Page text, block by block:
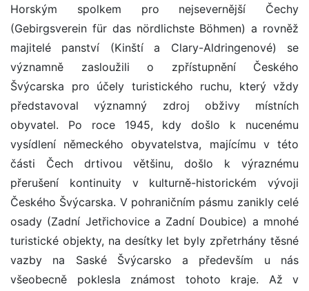
Horským spolkem pro nejsevernější Čechy
(Gebirgsverein für das nördlichste Böhmen) a rovněž
majitelé panství (Kinští a Clary-Aldringenové) se
významně zasloužili o zpřístupnění Českého
Švýcarska pro účely turistického ruchu, který vždy
představoval významný zdroj obživy místních
obyvatel. Po roce 1945, kdy došlo k nucenému
vysídlení německého obyvatelstva, majícímu v této
části Čech drtivou většinu, došlo k výraznému
přerušení kontinuity v kulturně-historickém vývoji
Českého Švýcarska. V pohraničním pásmu zanikly celé
osady (Zadní Jetřichovice a Zadní Doubice) a mnohé
turistické objekty, na desítky let byly zpřetrhány těsné
vazby na Saské Švýcarsko a především u nás
všeobecně poklesla známost tohoto kraje. Až v